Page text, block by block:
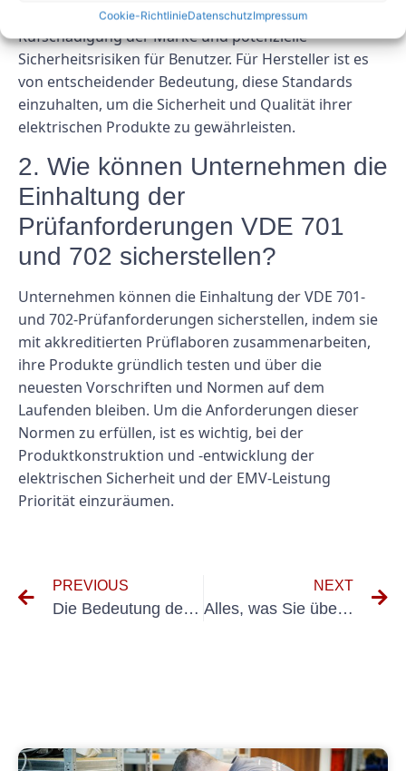
Cookie-RichtlinieDatenschutzImpressum
darunter rechtliche Sanktionen, Produktrückrufe,
Rufschädigung der Marke und potenzielle
Sicherheitsrisiken für Benutzer. Für Hersteller ist es
von entscheidender Bedeutung, diese Standards
einzuhalten, um die Sicherheit und Qualität ihrer
elektrischen Produkte zu gewährleisten.
2. Wie können Unternehmen die
Einhaltung der
Prüfanforderungen VDE 701
und 702 sicherstellen?
Unternehmen können die Einhaltung der VDE 701-
und 702-Prüfanforderungen sicherstellen, indem sie
mit akkreditierten Prüflaboren zusammenarbeiten,
ihre Produkte gründlich testen und über die
neuesten Vorschriften und Normen auf dem
Laufenden bleiben. Um die Anforderungen dieser
Normen zu erfüllen, ist es wichtig, bei der
Produktkonstruktion und -entwicklung der
elektrischen Sicherheit und der EMV-Leistung
Priorität einzuräumen.
PREVIOUS
Die Bedeutung der Prüfung nach VDE 0701 in der elektrischen Sicherheit verstehen
NEXT
Alles, was Sie über die UVV-Prüfung in Niederkassel wissen müssen